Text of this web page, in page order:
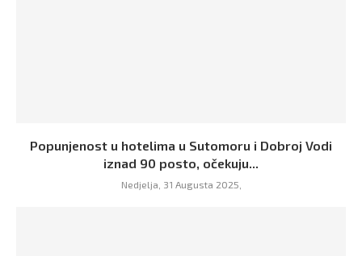
Popunjenost u hotelima u Sutomoru i Dobroj Vodi
iznad 90 posto, očekuju...
Nedjelja, 31 Augusta 2025,